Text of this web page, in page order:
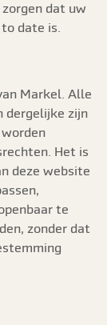
dat uw
date is.
Markel. Alle
dergelijke zijn
Het is
deze website
te
zonder dat